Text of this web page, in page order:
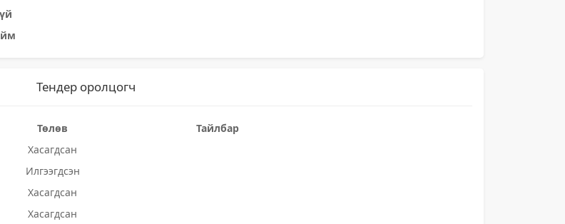
Тендер оролцогч
Төлөв
Тайлбар
Хасагдсан
Илгээгдсэн
Хасагдсан
Хасагдсан